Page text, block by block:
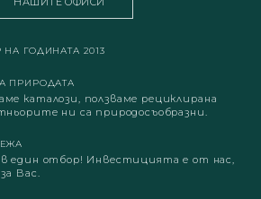
ГОДИНАТА 2013
ПРИРОДАТА
каталози, ползваме рециклирана
ни са природосъобразни.
един отбор! Инвестицията е от нас,
Вас.